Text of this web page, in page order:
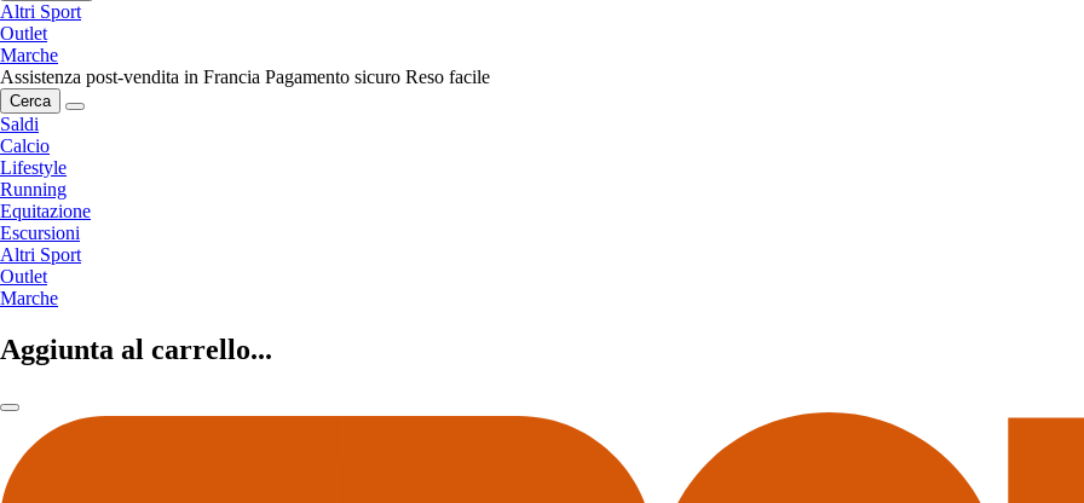
Altri Sport
Outlet
Marche
Assistenza post-vendita in Francia Pagamento sicuro Reso facile
Cerca
Saldi
Calcio
Lifestyle
Running
Equitazione
Escursioni
Altri Sport
Outlet
Marche
Aggiunta al carrello...